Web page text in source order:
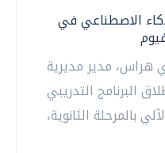
الاصطناعي في
هراس، مدير مديرية
البرنامج التدريبي
بالمرحلة الثانوية،